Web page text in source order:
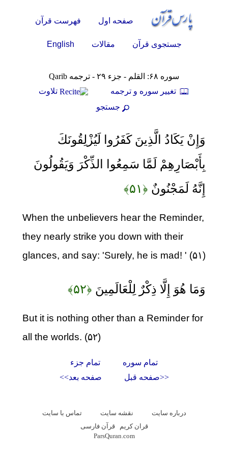
صفحه اول فهرست قرآن
جستجوی قرآن مقالات English
سوره ۶۸: القلم - جزء ۲۹ - ترجمه Qarib
تغيير سوره و ترجمه
تلاوت
جستجو
وَإِنْ يَكَادُ الَّذِينَ كَفَرُوا لَيُزْلِقُونَكَ
بِأَبْصَارِهِمْ لَمَّا سَمِعُوا الذِّكْرَ وَيَقُولُونَ
إِنَّهُ لَمَجْنُونٌ ﴿۵۱﴾
When the unbelievers hear the Reminder,
they nearly strike you down with their
glances, and say: 'Surely, he is mad! ' (۵۱)
وَمَا هُوَ إِلَّا ذِكْرٌ لِلْعَالَمِينَ ﴿۵۲﴾
But it is nothing other than a Reminder for
all the worlds. (۵۲)
تمام سوره
تمام جزء
<<صفحه قبل
صفحه بعد>>
تماس با سایت نقشه سايت
درباره سایت
قران کریم
قرآن فارسی
ParsQuran.com